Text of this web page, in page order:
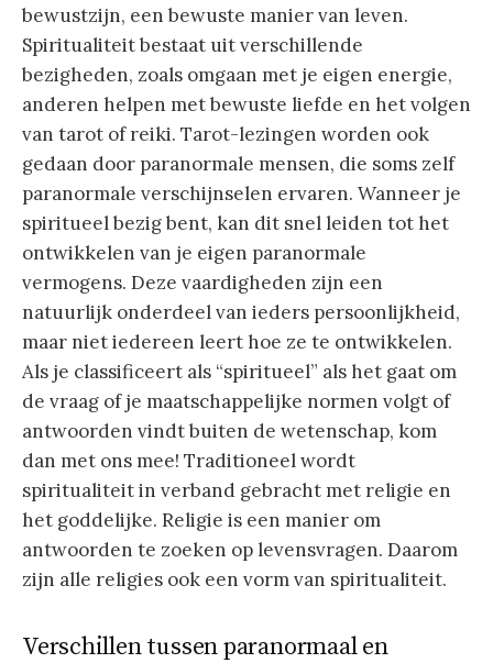
bewustzijn, een bewuste manier van leven.
Spiritualiteit bestaat uit verschillende
bezigheden, zoals omgaan met je eigen energie,
anderen helpen met bewuste liefde en het volgen
van tarot of reiki. Tarot-lezingen worden ook
gedaan door paranormale mensen, die soms zelf
paranormale verschijnselen ervaren. Wanneer je
spiritueel bezig bent, kan dit snel leiden tot het
ontwikkelen van je eigen paranormale
vermogens. Deze vaardigheden zijn een
natuurlijk onderdeel van ieders persoonlijkheid,
maar niet iedereen leert hoe ze te ontwikkelen.
Als je classificeert als “spiritueel” als het gaat om
de vraag of je maatschappelijke normen volgt of
antwoorden vindt buiten de wetenschap, kom
dan met ons mee! Traditioneel wordt
spiritualiteit in verband gebracht met religie en
het goddelijke. Religie is een manier om
antwoorden te zoeken op levensvragen. Daarom
zijn alle religies ook een vorm van spiritualiteit.
Verschillen tussen paranormaal en